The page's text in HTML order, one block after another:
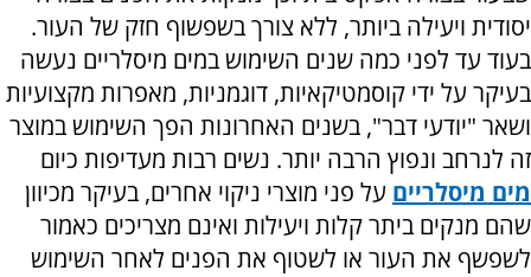
יסודית ויעילה ביותר, ללא צורך בשפשוף חזק של העור.
בעוד עד לפני כמה שנים השימוש במים מיסלריים נעשה
בעיקר על ידי קוסמטיקאיות, דוגמניות, מאפרות מקצועיות
ושאר "יודעי דבר", בשנים האחרונות הפך השימוש במוצר
זה לנרחב ונפוץ הרבה יותר. נשים רבות מעדיפות כיום
מים מיסלריים על פני מוצרי ניקוי אחרים, בעיקר מכיוון
שהם מנקים ביתר קלות ויעילות ואינם מצריכים כאמור
לשפשף את העור או לשטוף את הפנים לאחר השימוש